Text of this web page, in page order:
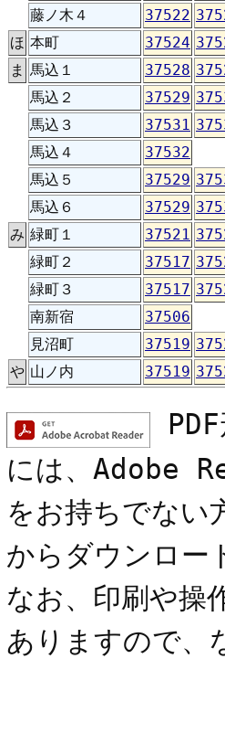
藤ノ木４
37522
ほ 本町 37524
ま 馬込１ 37528
馬込２
37529
馬込３
37531
馬込４
37532
馬込５
37529
馬込６
37529
み 緑町１ 37521
緑町２
37517
緑町３
37517
南新宿
37506
見沼町
37519
や 山ノ内 37519
には、 Adobe
をお持ちでない
からダウンロー
なお、印刷や操
ありますので、